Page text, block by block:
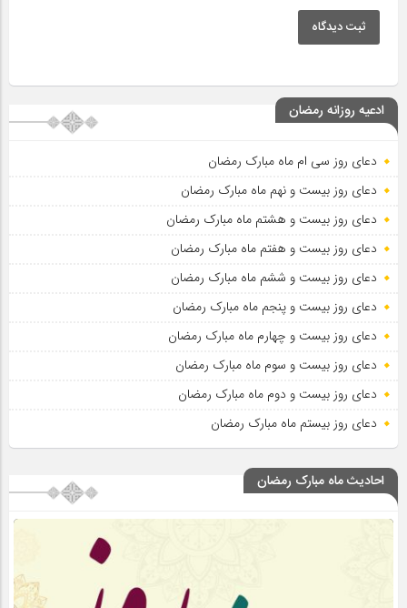
ثبت دیدگاه
ادعیه روزانه رمضان
دعای روز سی ام ماه مبارک رمضان
دعای روز بیست و نهم ماه مبارک رمضان
دعای روز بیست و هشتم ماه مبارک رمضان
دعای روز بیست و هفتم ماه مبارک رمضان
دعای روز بیست و ششم ماه مبارک رمضان
دعای روز بیست و پنجم ماه مبارک رمضان
دعای روز بیست و چهارم ماه مبارک رمضان
دعای روز بیست و سوم ماه مبارک رمضان
دعای روز بیست و دوم ماه مبارک رمضان
دعای روز بیستم ماه مبارک رمضان
احادیث ماه مبارک رمضان